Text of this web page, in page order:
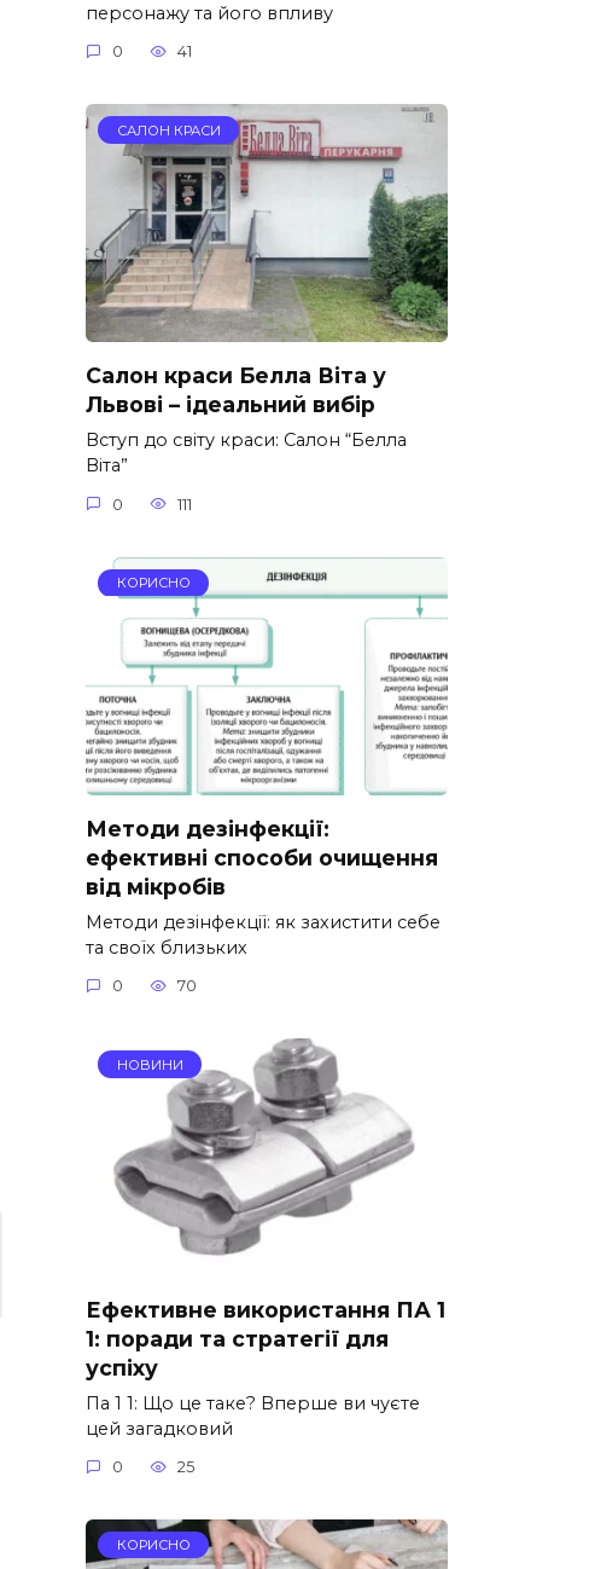
персонажу та його впливу
0 41
САЛОН КРАСИ
Салон краси Белла Віта у
Львові – ідеальний вибір
Вступ до світу краси: Салон “Белла
Віта”
0 111
КОРИСНО
Методи дезінфекції:
ефективні способи очищення
від мікробів
Методи дезінфекції: як захистити себе
та своїх близьких
0 70
НОВИНИ
Ефективне використання ПА 1
1: поради та стратегії для
успіху
Па 1 1: Що це таке? Вперше ви чуєте
цей загадковий
0 25
КОРИСНО